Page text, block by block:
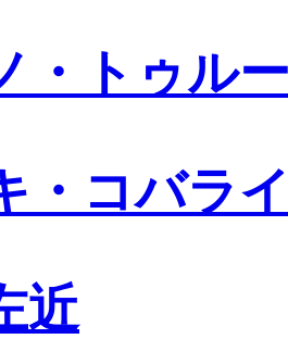
・トゥル
・コバラ
近